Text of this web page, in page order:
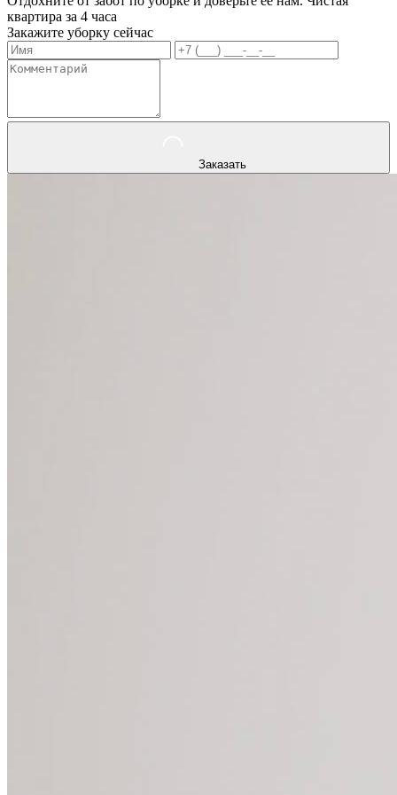
квартира за 4 часа
Закажите уборку сейчас
Заказать